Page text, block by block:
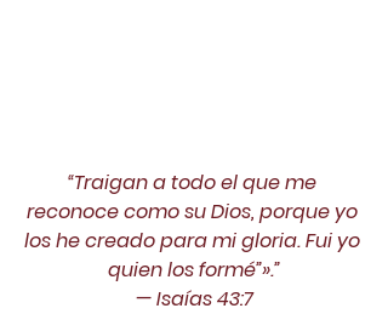
“Traigan a todo el que me
reconoce como su Dios, porque yo
los he creado para mi gloria. Fui yo
quien los formé”».”
— ‭‭Isaías‬ ‭43:7‬‬